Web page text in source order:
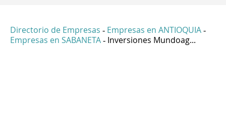
Directorio de Empresas - Empresas en ANTIOQUIA -
Empresas en SABANETA - Inversiones Mundoag...